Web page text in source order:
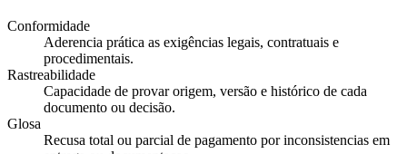
Conformidade
Aderencia prática as exigências legais, contratuais e
procedimentais.
Rastreabilidade
Capacidade de provar origem, versão e histórico de cada
documento ou decisão.
Glosa
Recusa total ou parcial de pagamento por inconsistencias em